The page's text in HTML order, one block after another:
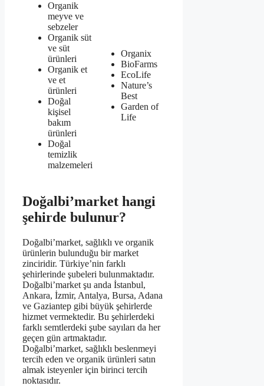
Organik
meyve ve
sebzeler
Organik süt
ve süt
ürünleri
Organik et
ve et
ürünleri
Doğal
kişisel
bakım
ürünleri
Doğal
temizlik
malzemeleri
Organix
BioFarms
EcoLife
Nature’s
Best
Garden of
Life
Doğalbi’market hangi
şehirde bulunur?
Doğalbi’market, sağlıklı ve organik
ürünlerin bulunduğu bir market
zinciridir. Türkiye’nin farklı
şehirlerinde şubeleri bulunmaktadır.
Doğalbi’market şu anda İstanbul,
Ankara, İzmir, Antalya, Bursa, Adana
ve Gaziantep gibi büyük şehirlerde
hizmet vermektedir. Bu şehirlerdeki
farklı semtlerdeki şube sayıları da her
geçen gün artmaktadır.
Doğalbi’market, sağlıklı beslenmeyi
tercih eden ve organik ürünleri satın
almak isteyenler için birinci tercih
noktasıdır.